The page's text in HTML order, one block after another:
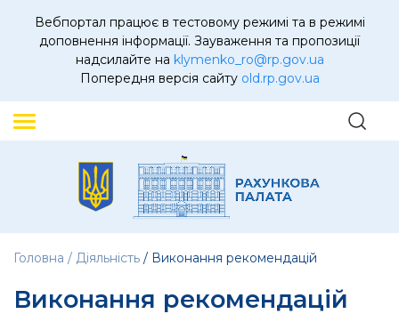
Вебпортал працює в тестовому режимі та в режимі
доповнення інформації. Зауваження та пропозиції
надсилайте на klymenko_ro@rp.gov.ua
Попередня версія сайту old.rp.gov.ua
Головна Діяльність Виконання рекомендацій
Виконання рекомендацій